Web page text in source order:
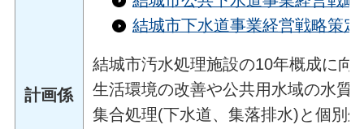
計画係
結城市下水道事業経営戦略策
結城市汚水処理施設の10年概成に向
生活環境の改善や公共用水域の水質
集合処理(下水道、集落排水)と個別